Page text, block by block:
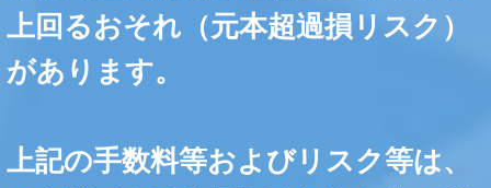
上回るおそれ（元本超過損リスク）
があります。
上記の手数料等およびリスク等は、